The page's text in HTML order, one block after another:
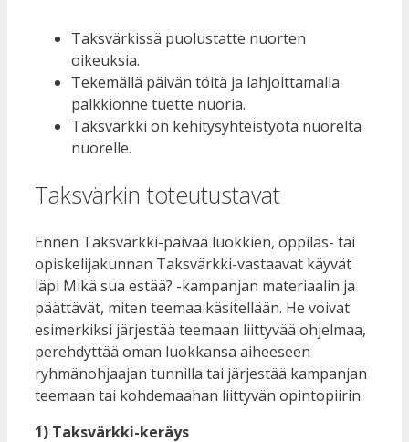
Taksvärkissä puolustatte nuorten
oikeuksia.
Tekemällä päivän töitä ja lahjoittamalla
palkkionne tuette nuoria.
Taksvärkki on kehitysyhteistyötä nuorelta
nuorelle.
Taksvärkin toteutustavat
Ennen Taksvärkki-päivää luokkien, oppilas- tai
opiskelijakunnan Taksvärkki-vastaavat käyvät
läpi Mikä sua estää? -kampanjan materiaalin ja
päättävät, miten teemaa käsitellään. He voivat
esimerkiksi järjestää teemaan liittyvää ohjelmaa,
perehdyttää oman luokkansa aiheeseen
ryhmänohjaajan tunnilla tai järjestää kampanjan
teemaan tai kohdemaahan liittyvän opintopiirin.
1) Taksvärkki-keräys